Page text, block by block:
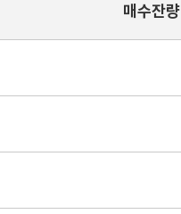
매수잔량